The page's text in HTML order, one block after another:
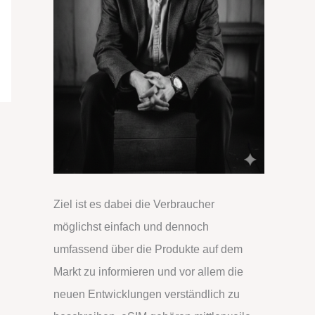
Ziel ist es dabei die Verbraucher
möglichst einfach und dennoch
umfassend über die Produkte auf dem
Markt zu informieren und vor allem die
neuen Entwicklungen verständlich zu